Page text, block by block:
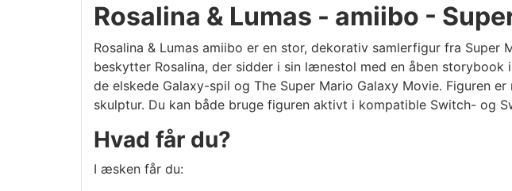
Rosalina & Lumas - amiibo -
Rosalina & Lumas amiibo er en stor, dekorativ samlerfigur fra
beskytter Rosalina, der sidder i sin lænestol med en åben
de elskede Galaxy-spil og The Super Mario Galaxy Movie. Figuren
skulptur. Du kan både bruge figuren aktivt i kompatible Switch- og
Hvad får du?
I æsken får du: